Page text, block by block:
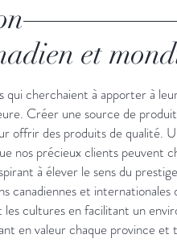
et
cherchaient à apporter à
Créer une source de
offrir des produits de qualité.
nos précieux clients peuvent
à élever le sens du
canadiennes et
cultures en facilitant un
en valeur chaque province et